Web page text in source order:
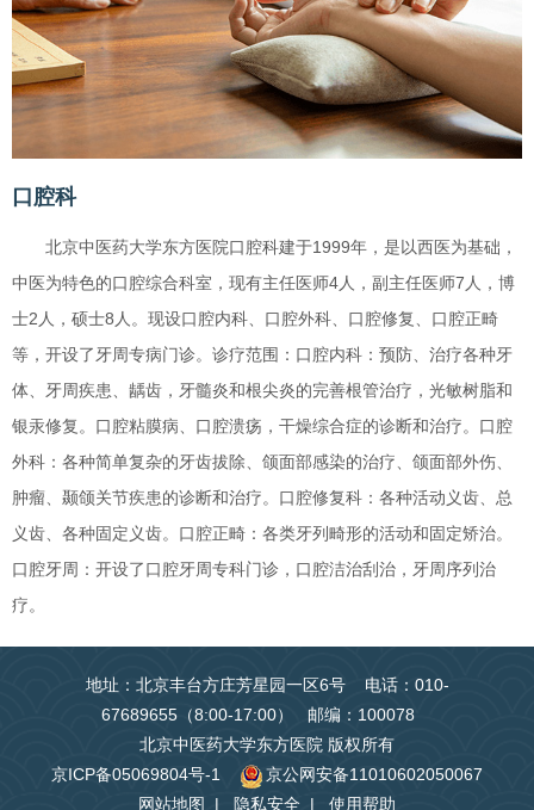
口腔科
北京中医药大学东方医院口腔科建于1999年，是以西医为基础，
中医为特色的口腔综合科室，现有主任医师4人，副主任医师7人，博
士2人，硕士8人。现设口腔内科、口腔外科、口腔修复、口腔正畸
等，开设了牙周专病门诊。诊疗范围：口腔内科：预防、治疗各种牙
体、牙周疾患、龋齿，牙髓炎和根尖炎的完善根管治疗，光敏树脂和
银汞修复。口腔粘膜病、口腔溃疡，干燥综合症的诊断和治疗。口腔
外科：各种简单复杂的牙齿拔除、颌面部感染的治疗、颌面部外伤、
肿瘤、颞颌关节疾患的诊断和治疗。口腔修复科：各种活动义齿、总
义齿、各种固定义齿。口腔正畸：各类牙列畸形的活动和固定矫治。
口腔牙周：开设了口腔牙周专科门诊，口腔洁治刮治，牙周序列治
疗。
地址：北京丰台方庄芳星园一区6号 电话：010-
67689655（8:00-17:00） 邮编：100078
北京中医药大学东方医院 版权所有
京ICP备05069804号-1
京公网安备11010602050067
网站地图
| 隐私安全 | 使用帮助